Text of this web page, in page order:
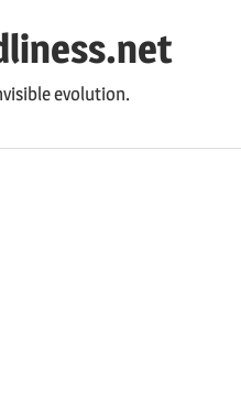
evolution.